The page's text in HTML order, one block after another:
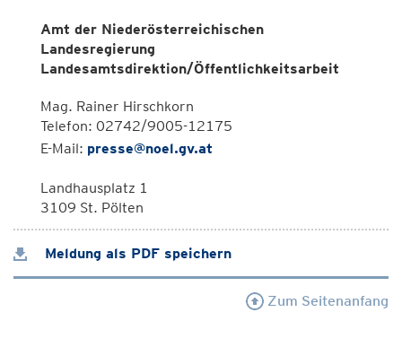
Amt der Niederösterreichischen
Landesregierung
Landesamtsdirektion/Öffentlichkeitsarbeit
Mag. Rainer Hirschkorn
Telefon: 02742/9005-12175
E-Mail: presse@noel.gv.at
Landhausplatz 1
3109 St. Pölten
Meldung als PDF speichern
Zum Seitenanfang